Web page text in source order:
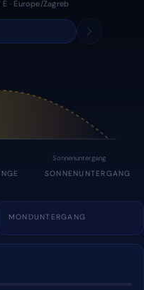
E · Europe/Zagreb
Sonnenuntergang
SONNENUNTERGANG
MONDUNTERGANG